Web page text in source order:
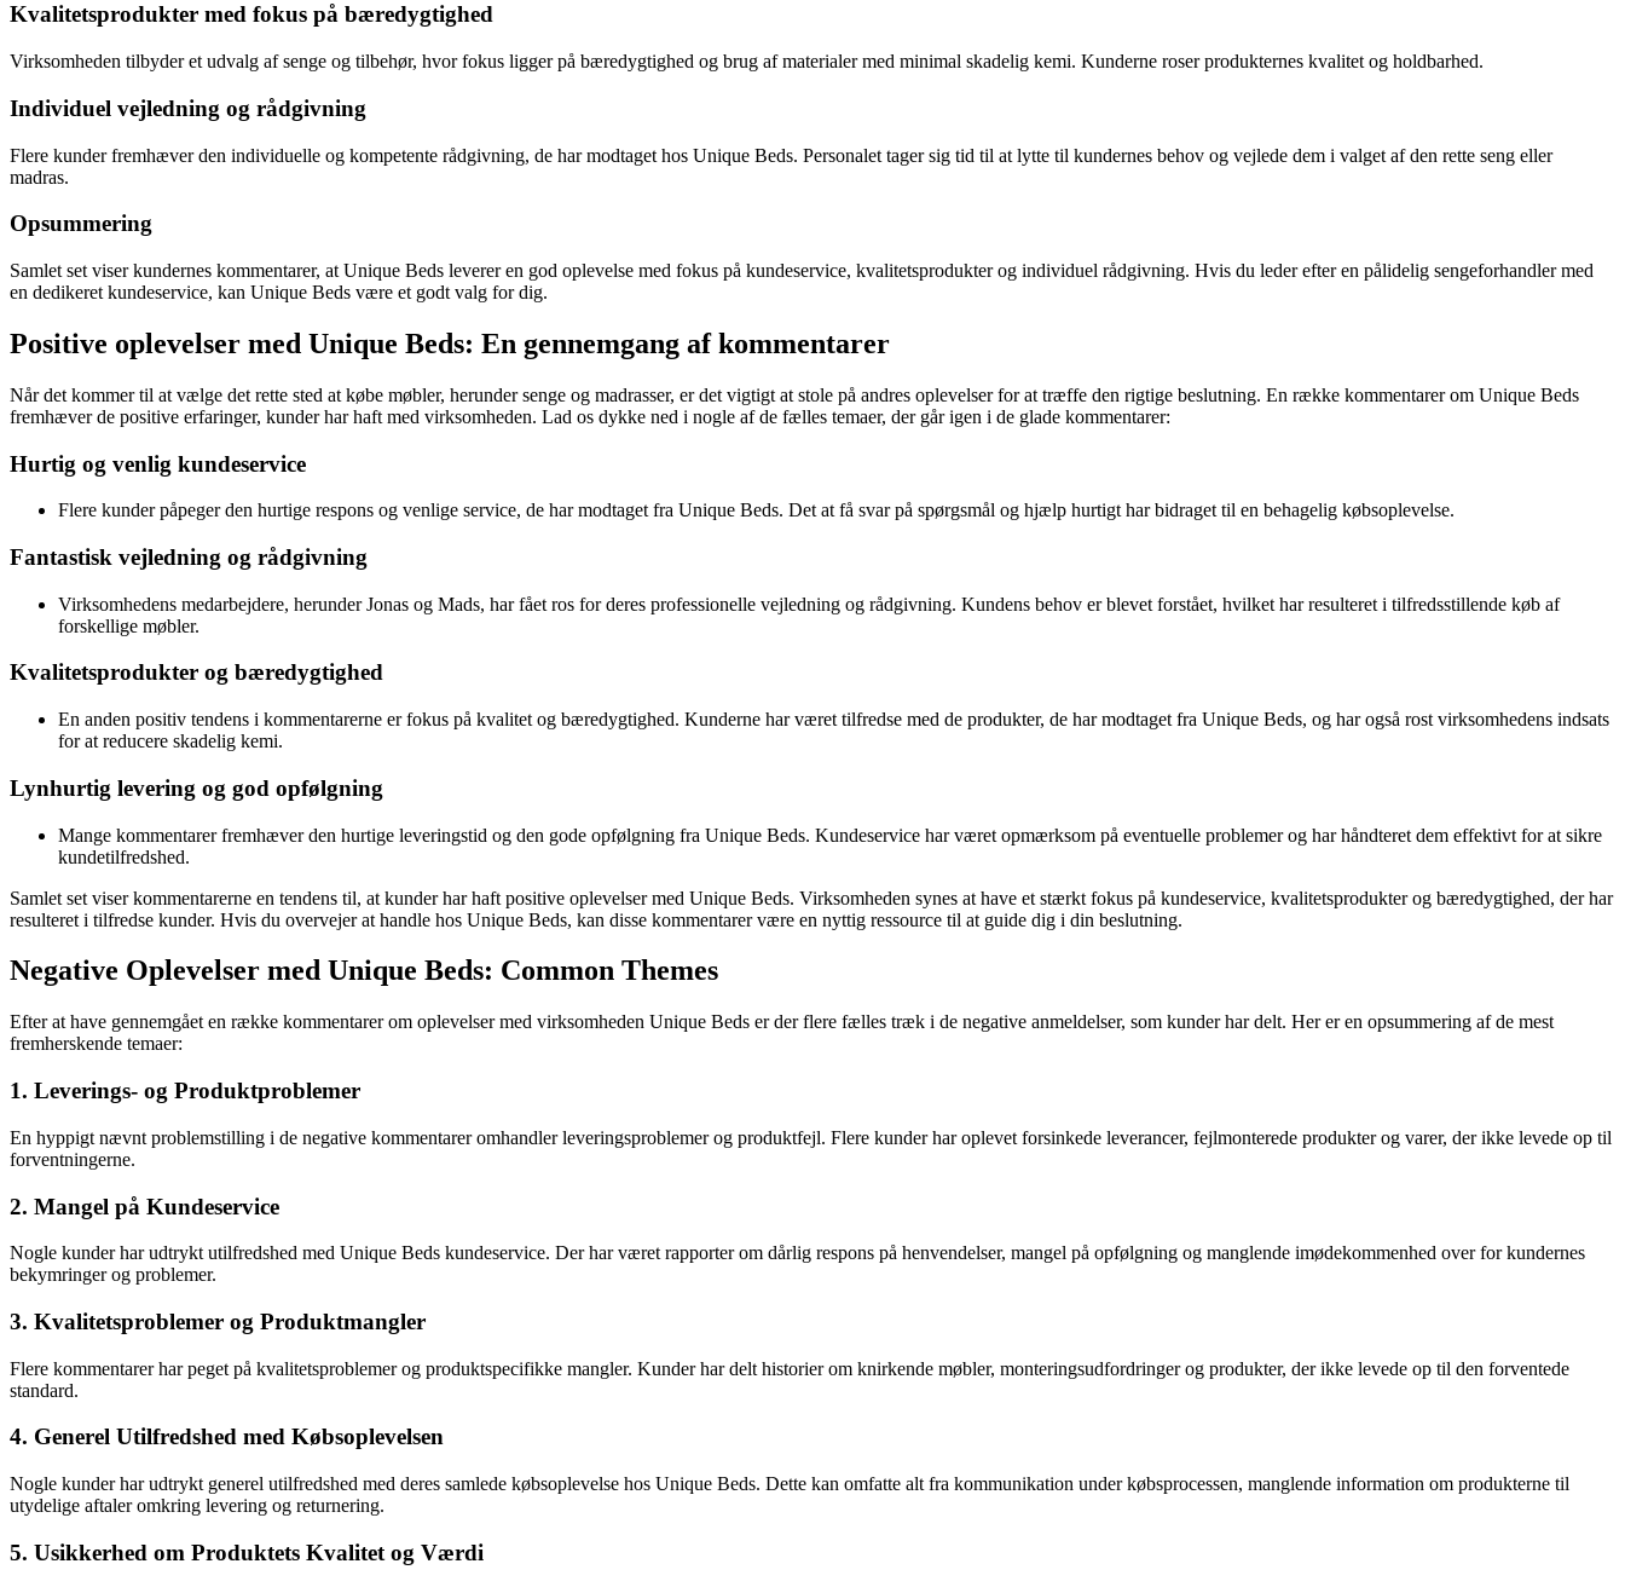
Kvalitetsprodukter med fokus på bæredygtighed
Virksomheden tilbyder et udvalg af senge og tilbehør, hvor fokus ligger på bæredygtighed og brug af materialer med minimal skadelig kemi. Kunderne roser produkternes kvalitet og holdbarhed.
Individuel vejledning og rådgivning
Flere kunder fremhæver den individuelle og kompetente rådgivning, de har modtaget hos Unique Beds. Personalet tager sig tid til at lytte til kundernes behov og vejlede dem i valget af den rette seng eller
madras.
Opsummering
Samlet set viser kundernes kommentarer, at Unique Beds leverer en god oplevelse med fokus på kundeservice, kvalitetsprodukter og individuel rådgivning. Hvis du leder efter en pålidelig sengeforhandler med
en dedikeret kundeservice, kan Unique Beds være et godt valg for dig.
Positive oplevelser med Unique Beds: En gennemgang af kommentarer
Når det kommer til at vælge det rette sted at købe møbler, herunder senge og madrasser, er det vigtigt at stole på andres oplevelser for at træffe den rigtige beslutning. En række kommentarer om Unique Beds
fremhæver de positive erfaringer, kunder har haft med virksomheden. Lad os dykke ned i nogle af de fælles temaer, der går igen i de glade kommentarer:
Hurtig og venlig kundeservice
Flere kunder påpeger den hurtige respons og venlige service, de har modtaget fra Unique Beds. Det at få svar på spørgsmål og hjælp hurtigt har bidraget til en behagelig købsoplevelse.
Fantastisk vejledning og rådgivning
Virksomhedens medarbejdere, herunder Jonas og Mads, har fået ros for deres professionelle vejledning og rådgivning. Kundens behov er blevet forstået, hvilket har resulteret i tilfredsstillende køb af
forskellige møbler.
Kvalitetsprodukter og bæredygtighed
En anden positiv tendens i kommentarerne er fokus på kvalitet og bæredygtighed. Kunderne har været tilfredse med de produkter, de har modtaget fra Unique Beds, og har også rost virksomhedens indsats
for at reducere skadelig kemi.
Lynhurtig levering og god opfølgning
Mange kommentarer fremhæver den hurtige leveringstid og den gode opfølgning fra Unique Beds. Kundeservice har været opmærksom på eventuelle problemer og har håndteret dem effektivt for at sikre
kundetilfredshed.
Samlet set viser kommentarerne en tendens til, at kunder har haft positive oplevelser med Unique Beds. Virksomheden synes at have et stærkt fokus på kundeservice, kvalitetsprodukter og bæredygtighed, der har
resulteret i tilfredse kunder. Hvis du overvejer at handle hos Unique Beds, kan disse kommentarer være en nyttig ressource til at guide dig i din beslutning.
Negative Oplevelser med Unique Beds: Common Themes
Efter at have gennemgået en række kommentarer om oplevelser med virksomheden Unique Beds er der flere fælles træk i de negative anmeldelser, som kunder har delt. Her er en opsummering af de mest
fremherskende temaer:
1. Leverings- og Produktproblemer
En hyppigt nævnt problemstilling i de negative kommentarer omhandler leveringsproblemer og produktfejl. Flere kunder har oplevet forsinkede leverancer, fejlmonterede produkter og varer, der ikke levede op til
forventningerne.
2. Mangel på Kundeservice
Nogle kunder har udtrykt utilfredshed med Unique Beds kundeservice. Der har været rapporter om dårlig respons på henvendelser, mangel på opfølgning og manglende imødekommenhed over for kundernes
bekymringer og problemer.
3. Kvalitetsproblemer og Produktmangler
Flere kommentarer har peget på kvalitetsproblemer og produktspecifikke mangler. Kunder har delt historier om knirkende møbler, monteringsudfordringer og produkter, der ikke levede op til den forventede
standard.
4. Generel Utilfredshed med Købsoplevelsen
Nogle kunder har udtrykt generel utilfredshed med deres samlede købsoplevelse hos Unique Beds. Dette kan omfatte alt fra kommunikation under købsprocessen, manglende information om produkterne til
utydelige aftaler omkring levering og returnering.
5. Usikkerhed om Produktets Kvalitet og Værdi